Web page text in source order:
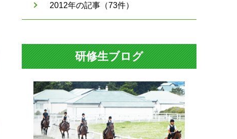
2012年の記事（73件）
研修生ブログ